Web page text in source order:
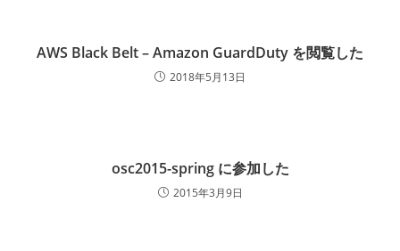
AWS Black Belt – Amazon GuardDuty を閲覧した
2018年5月13日
osc2015-spring に参加した
2015年3月9日